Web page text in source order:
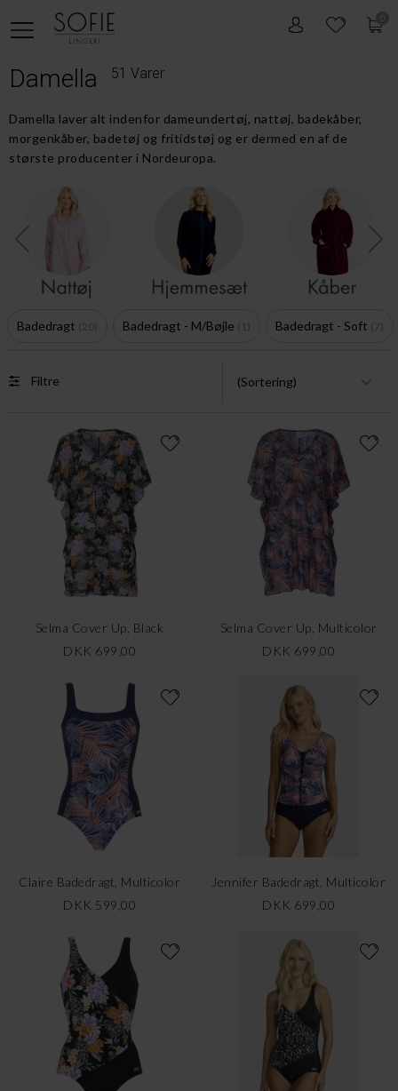
Damella 51 Varer
Damella laver alt indenfor dameundertøj, nattøj, badekåber,
morgenkåber, badetøj og fritidstøj og er dermed en af de
største producenter i Nordeuropa.
Badedragt 20 Badedragt - M/Bøjle 1 Badedragt - Soft 7
Filtre
Selma Cover Up, Black
DKK 699,00
Selma Cover Up, Multicolor
DKK 699,00
Claire Badedragt, Multicolor
DKK 599,00
Jennifer Badedragt, Multicolor
DKK 699,00